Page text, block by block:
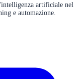
artificiale nel
e automazione.